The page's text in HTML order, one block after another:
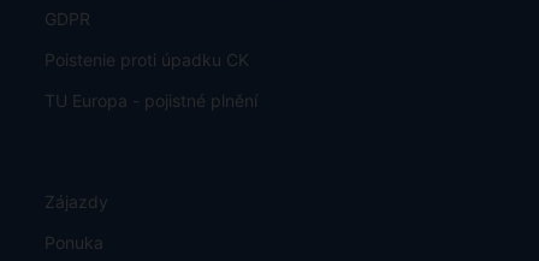
GDPR
Poistenie proti úpadku CK
TU Europa - pojistné plnění
Zájazdy
Ponuka